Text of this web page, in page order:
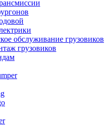
обслуживание грузовиков
грузовиков